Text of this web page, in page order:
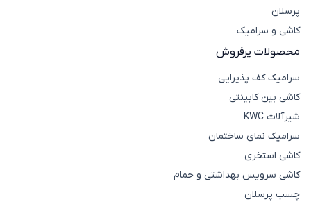
پرسلان
کاشی و سرامیک
محصولات پرفروش
سرامیک کف پذیرایی
کاشی بین کابینتی
شیرآلات KWC
سرامیک نمای ساختمان
کاشی استخری
کاشی سرویس بهداشتی و حمام
چسب پرسلان